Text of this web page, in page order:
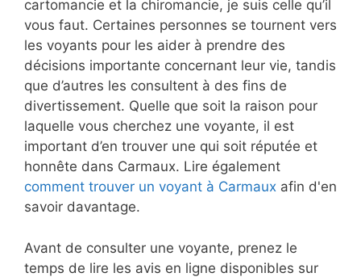
cartomancie et la chiromancie, je suis celle qu’il
vous faut. Certaines personnes se tournent vers
les voyants pour les aider à prendre des
décisions importante concernant leur vie, tandis
que d’autres les consultent à des fins de
divertissement. Quelle que soit la raison pour
laquelle vous cherchez une voyante, il est
important d’en trouver une qui soit réputée et
honnête dans Carmaux. Lire également
comment trouver un voyant à Carmaux afin d'en
savoir davantage.
Avant de consulter une voyante, prenez le
temps de lire les avis en ligne disponibles sur